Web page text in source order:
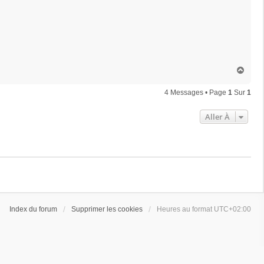
u
t
4 Messages • Page 1 Sur 1
Aller À
Index du forum Supprimer les cookies Heures au format UTC+02:00